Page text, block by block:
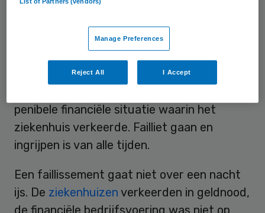
werd het gesloten, de patiënten
huis gestuurd in een tijd waarin geen
arbeidsmarktkrapte bestond. Reden van de
sluiting was de kwaliteit van zorg die niet
penibele financiële situatie waarin het
ziekenhuis verkeerde. Failliet gaan en
ingrijpen is van alle tijden.
Een faillissement gaat niet over een nacht
ijs. De ziekenhuizen verkeerden in geldnood,
Manage Preferences
Reject All I Accept